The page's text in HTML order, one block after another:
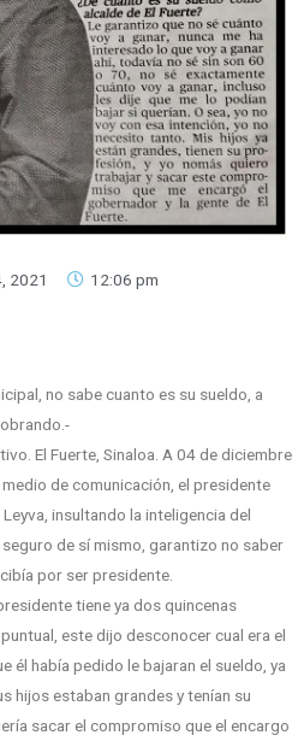
2021
12:06 pm
no sabe cuanto es su sueldo, a
El Fuerte, Sinaloa. A 04 de diciembre
de comunicación, el presidente
insultando la inteligencia del
de sí mismo, garantizo no saber
por ser presidente.
tiene ya dos quincenas
este dijo desconocer cual era el
él había pedido le bajaran el sueldo, ya
hijos estaban grandes y tenían su
sacar el compromiso que el encargo